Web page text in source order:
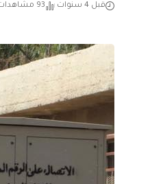
قبل 4 سنوات 93 مشاهدات